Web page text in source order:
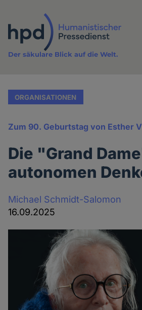
Inhalt
Der säkulare Blick auf die Welt.
ORGANISATIONEN
Zum 90. Geburtstag von Esther
Die "Grand
autonomen
Michael Schmidt-Salomon
16.09.2025